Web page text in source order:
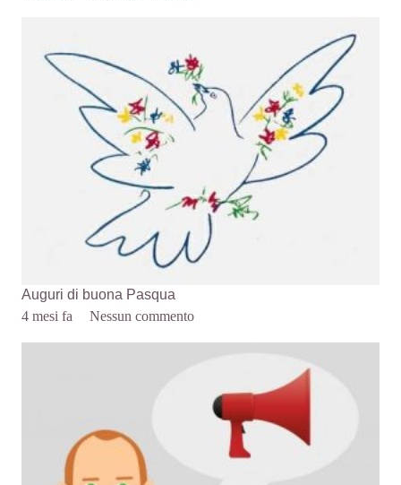
Auguri di buona Pasqua
4 mesi fa
Nessun commento